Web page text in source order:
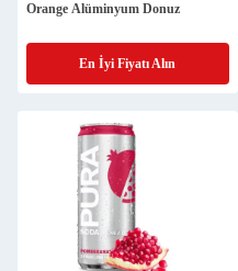
Orange Alüminyum Donuz
En İyi Fiyatı Alın